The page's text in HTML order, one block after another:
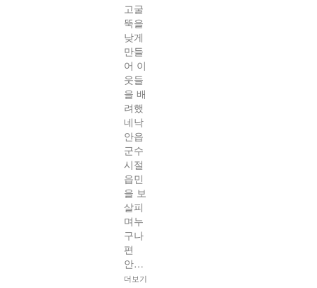
고굴
뚝을
낮게
만들
어 이
웃들
을 배
려했
네낙
안읍
군수
시절
읍민
을 보
살피
며누
구나
편
안…
더보기